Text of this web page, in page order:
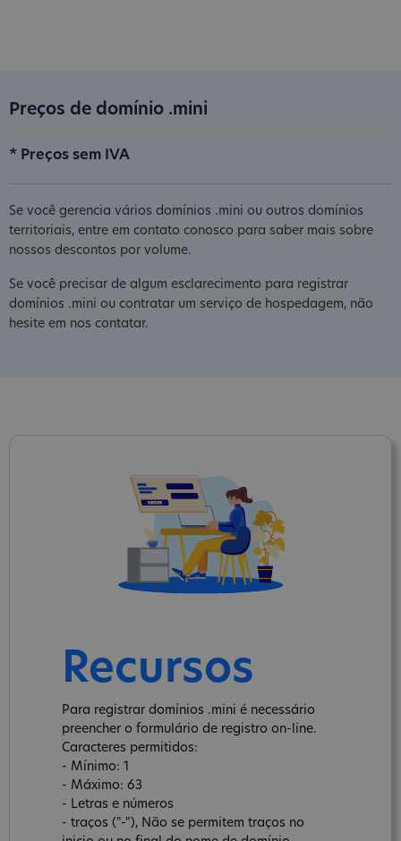
Preços de domínio .mini
* Preços sem IVA
Se você gerencia vários domínios .mini ou outros domínios
territoriais, entre em contato conosco para saber mais sobre
nossos descontos por volume.
Se você precisar de algum esclarecimento para registrar
domínios .mini ou contratar um serviço de hospedagem, não
hesite em nos contatar.
Recursos
Para registrar domínios .mini é necessário
preencher o formulário de registro on-line.
Caracteres permitidos:
- Mínimo: 1
- Máximo: 63
- Letras e números
- traços ("-"), Não se permitem traços no